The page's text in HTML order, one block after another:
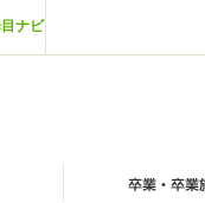
ナビ